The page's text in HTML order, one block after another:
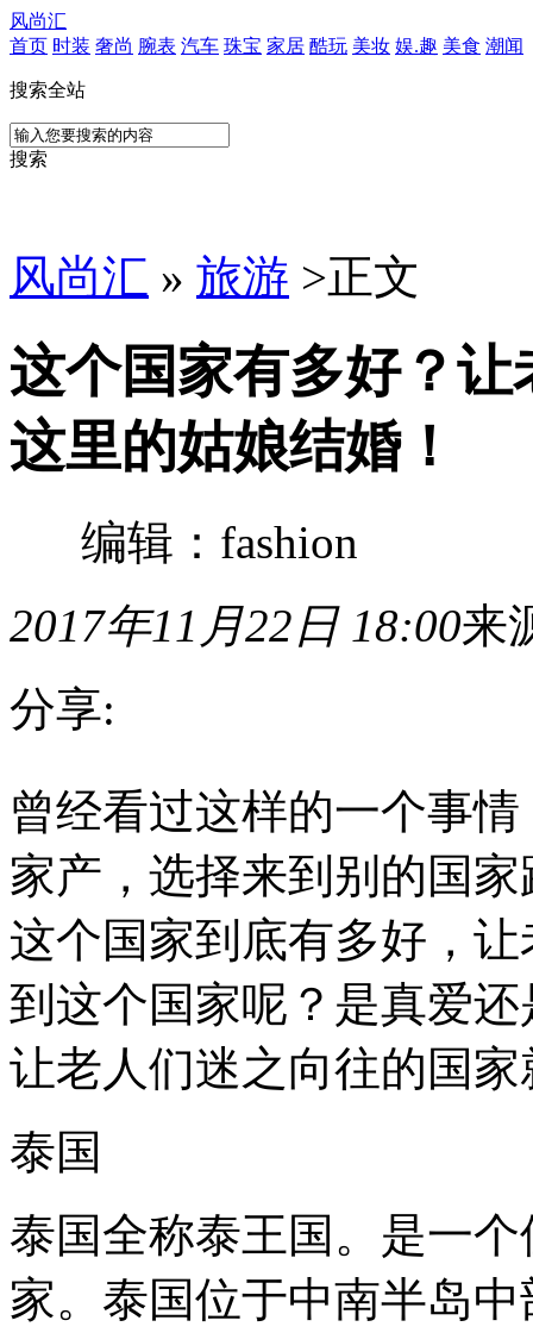
风尚汇
首页 时装 奢尚 腕表 汽车 珠宝 家居 酷玩 美妆 娱.趣 美食 潮闻
搜索全站
搜索
风尚汇 » 旅游 >正文
这个国家有多好？
这里的姑娘结婚！
编辑：fashion
2017年11月22日 18:00来
分享:
经
看
这
样
的
一
事
情，
一
个
放
弃
家
中
百
万
曾经看过这样的一个事
家产，选择来到别的国
这个国家到底有多好，
到这个国家呢？是真爱
让老人们迷之向往的国
泰国
泰国全称泰王国。是一
家。泰国位于中南半岛